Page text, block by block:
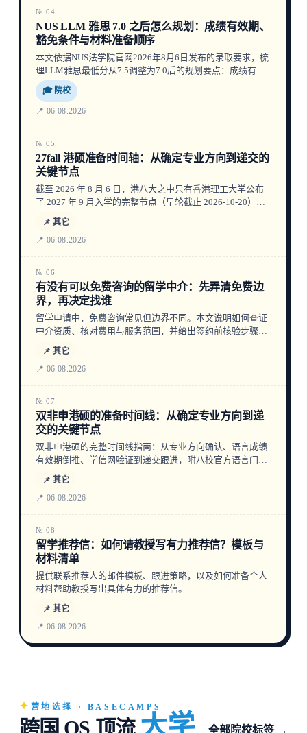
№ 04
NUS LLM 雅思 7.0 之后怎么规划：成绩有效期、
豁免条件与材料准备顺序
本文依据NUS法学院官网2026年8月6日发布的录取要求，梳
理LLM雅思最低分从7.5调整为7.0后的规划要点：成绩有效
期计算、豁免条件、材料准备顺序，并指出哪些环节需回官
网确认。
🎓 院校
📍 06.08.2026
№ 05
27fall 港硕准备时间轴：从确定专业方向到递交的
关键节点
截至 2026 年 8 月 6 日，港八大之中只有香港理工大学公布
了 2027 年 9 月入学的完整节点（早轮截止 2026-10-20）。
本文按已核实的官方日期，把 27fall 港硕的准备工作排成一
条可执行的时间轴，说明哪些工序不受轮次公布影响。
📌 其它
📍 06.08.2026
№ 06
有没有可以免费咨询的留学中介：先弄清免费边
界，再决定找谁
留学申请中，免费咨询常见但边界不同。本文说明如何查证
中介资质、核对费用与服务范围，并给出签约前核验步骤。
以UNILINK优领教育为例，其平台申请协助在核准范围内不
另收平台服务费，但学校、政府等第三方费用仍需自理。
📌 其它
📍 06.08.2026
№ 07
双非申港硕的准备时间线：从确定专业方向到递
交的关键节点
双非申港硕的完整时间线指南：从专业方向确认、语言成绩
有效期倒推、学信网验证到递交跟进，附八校官方语言门槛
与有效期对比。
📌 其它
📍 06.08.2026
№ 08
留学推荐信：如何请教授写有力推荐信？模板与
材料清单
提供联系推荐人的邮件模板、跟进策略，以及如何准备个人
材料帮助教授写出具体有力的推荐信。
📌 其它
📍 06.08.2026
营地选择 · BASECAMPS
跨国 QS 顶流 大学 全部院校标签 →